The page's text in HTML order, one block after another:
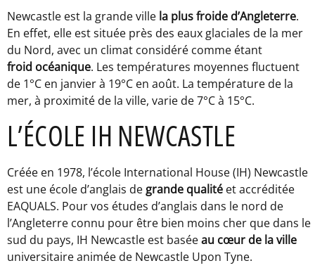
Newcastle est la grande ville la plus froide d’Angleterre.
En effet, elle est située près des eaux glaciales de la mer
du Nord, avec un climat considéré comme étant
froid océanique. Les températures moyennes fluctuent
de 1°C en janvier à 19°C en août. La température de la
mer, à proximité de la ville, varie de 7°C à 15°C.
L’ÉCOLE IH NEWCASTLE
Créée en 1978, l’école International House (IH) Newcastle
est une école d’anglais de grande qualité et accréditée
EAQUALS. Pour vos études d’anglais dans le nord de
l’Angleterre connu pour être bien moins cher que dans le
sud du pays, IH Newcastle est baséeau cœur de la ville
universitaire animée de Newcastle Upon Tyne.